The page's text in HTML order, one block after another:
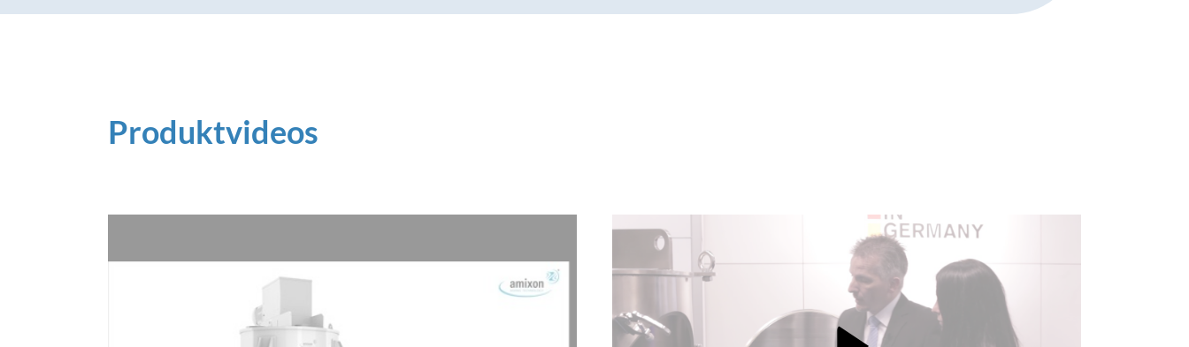
Produktvideos